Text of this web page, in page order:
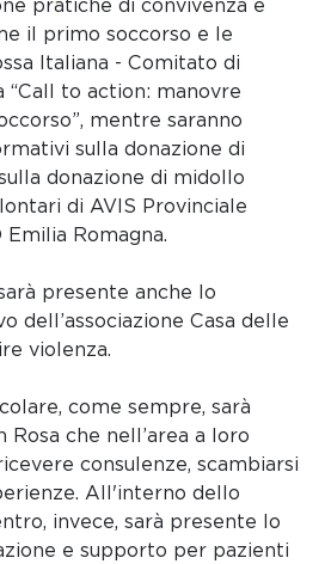
pratiche di convivenza e
il primo soccorso e le
Italiana - Comitato di
“Call to action: manovre
mentre saranno
sulla donazione di
donazione di midollo
di AVIS Provinciale
Romagna.
presente anche lo
dell’associazione Casa delle
violenza.
come sempre, sarà
che nell’area a loro
consulenze, scambiarsi
All'interno dello
invece, sarà presente lo
e supporto per pazienti